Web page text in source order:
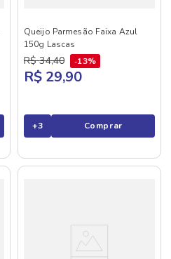
Queijo Parmesão Faixa Azul
150g Lascas
R$ 34,40 13%
R$ 29,90
+3 Comprar